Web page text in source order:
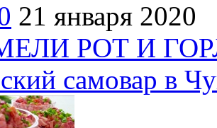
21 января 2020
РОТ И
самовар в